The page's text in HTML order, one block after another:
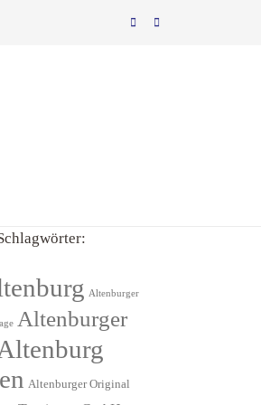
Altenburger
Altenburger
Altenburger Original